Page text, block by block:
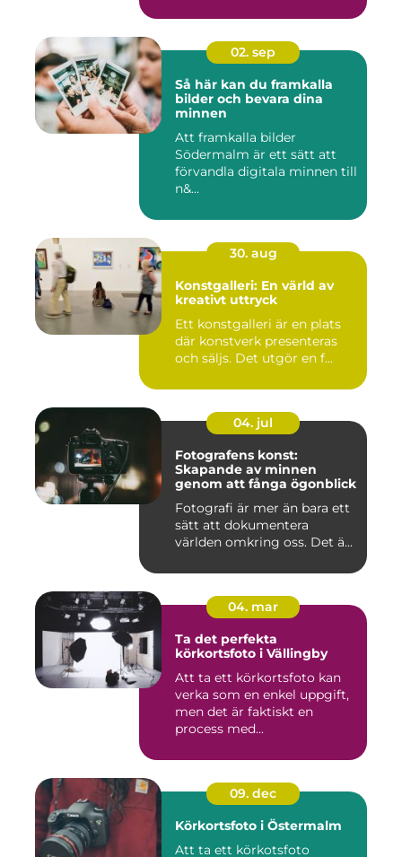
02. sep
Så här kan du framkalla
bilder och bevara dina
minnen
Att framkalla bilder
Södermalm är ett sätt att
förvandla digitala minnen till
n&...
30. aug
Konstgalleri: En värld av
kreativt uttryck
Ett konstgalleri är en plats
där konstverk presenteras
och säljs. Det utgör en f...
04. jul
Fotografens konst:
Skapande av minnen
genom att fånga ögonblick
Fotografi är mer än bara ett
sätt att dokumentera
världen omkring oss. Det ä...
04. mar
Ta det perfekta
körkortsfoto i Vällingby
Att ta ett körkortsfoto kan
verka som en enkel uppgift,
men det är faktiskt en
process med...
09. dec
Körkortsfoto i Östermalm
Att ta ett körkotsfoto